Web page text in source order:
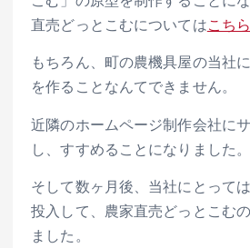
直売どっとこむについてはこちら
もちろん、町の農機具屋の当社
を作ることなんてできません。
近隣のホームページ制作会社に
し、すすめることになりました。
そして数ヶ月後、当社にとって
投入して、農家直売どっとこむ
ました。